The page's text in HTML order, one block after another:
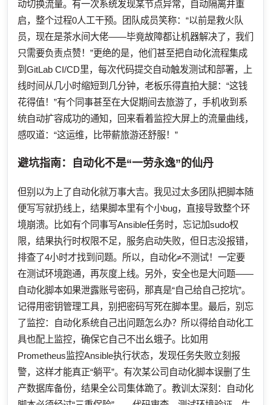
动切换流量。有一次系统发现某节点异常，自动隔离并重
启，整个过程0人工干预。团队成员笑称：“以前是救火队
员，现在是茶水间大佬——毕竟故障都让机器解决了，我们
只需要负责点赞！”更绝的是，他们甚至把自动化流程集成
到GitLab CI/CD里，每次代码提交自动触发测试和部署，上
线时间从几小时缩短到几分钟，老板乐得直拍大腿：“这钱
花得值！”有个同事甚至在大促期间去旅游了，手机收到系
统自动扩容成功的通知，回来看着监控大屏上的流量曲线，
感叹道：“这运维，比带薪旅游还舒服！”
避坑指南：自动化不是“一劳永逸”的仙丹
但别以为上了自动化就万事大吉。我见过太多团队把脚本随
便写写就扔线上，结果脚本里有个小bug，直接导致整个环
境崩溃。比如有个同事写Ansible任务时，忘记加sudo权
限，结果执行时权限不足，服务启动失败，但日志没报错，
排查了4小时才找到问题。所以，自动化≠不测试！一定要
在测试环境跑通，再灰度上线。另外，安全也是大问题——
自动化脚本如果泄露账号密码，那真是“自己给自己挖坑”。
记得用密钥管理工具，别把密码写死在脚本里。最后，别忘
了监控：自动化系统自己出问题怎么办？所以得给自动化工
具也配上监控，确保它自己不出幺蛾子。比如用
Prometheus监控Ansible执行状态，发现任务失败立刻报
警，这样才能真正“躺平”。有次某公司自动化脚本误删了生
产数据库备份，结果全公司集体跪了。教训太深刻：自动化